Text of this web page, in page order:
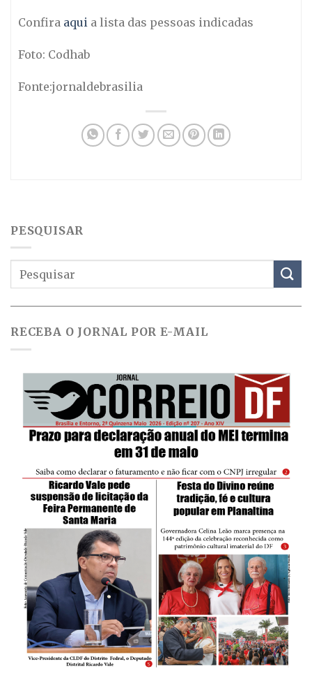
Confira aqui a lista das pessoas indicadas
Foto: Codhab
Fonte:jornaldebrasilia
PESQUISAR
RECEBA O JORNAL POR E-MAIL